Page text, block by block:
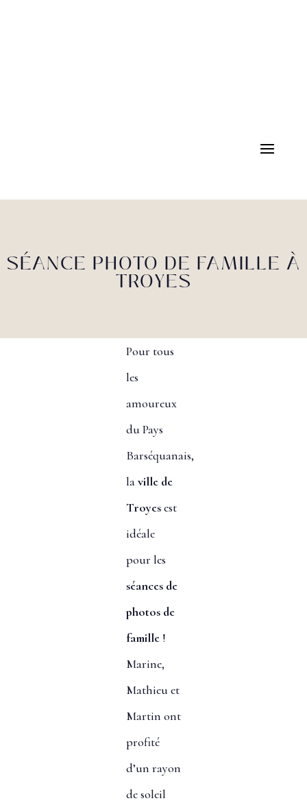
SÉANCE PHOTO DE FAMILLE À
TROYES
Pour tous
les
amoureux
du Pays
Barséquanais,
laville de
Troyesest
idéale
pour les
séances de
photos de
famille!
Marine,
Mathieu et
Martin ont
profité
d’un rayon
de soleil